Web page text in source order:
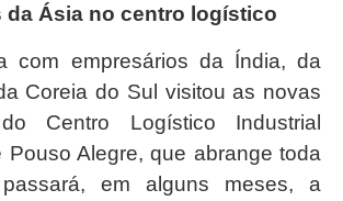
da Ásia no centro logístico
com empresários da Índia, da
Coreia do Sul visitou as novas
Centro Logístico Industrial
Pouso Alegre, que abrange toda
em alguns meses, a